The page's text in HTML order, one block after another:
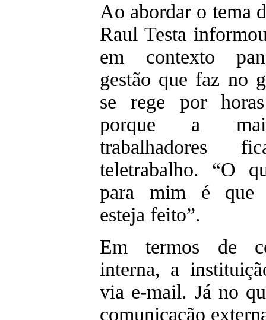
Ao abordar o tema
Raul Testa
em contexto
gestão que faz no
se rege por
porque a
trabalhadores
teletrabalho. “O
para mim é que
esteja feito”.
Em termos de
interna, a
via e-mail. Já no
comunicação